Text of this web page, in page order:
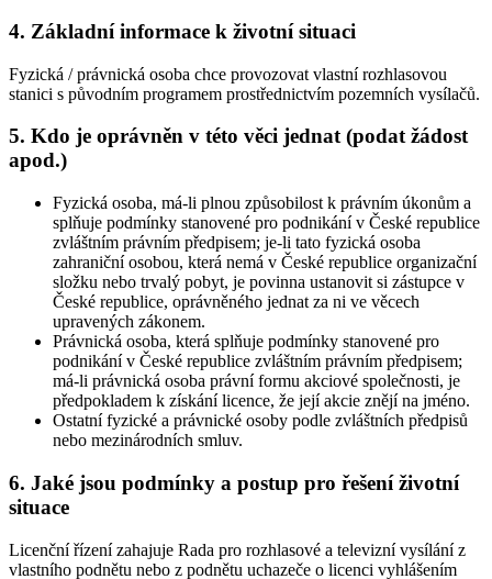
4. Základní informace k životní situaci
Fyzická / právnická osoba chce provozovat vlastní rozhlasovou
stanici s původním programem prostřednictvím pozemních vysílačů.
5. Kdo je oprávněn v této věci jednat (podat žádost
apod.)
Fyzická osoba, má-li plnou způsobilost k právním úkonům a
splňuje podmínky stanovené pro podnikání v České republice
zvláštním právním předpisem; je-li tato fyzická osoba
zahraniční osobou, která nemá v České republice organizační
složku nebo trvalý pobyt, je povinna ustanovit si zástupce v
České republice, oprávněného jednat za ni ve věcech
upravených zákonem.
Právnická osoba, která splňuje podmínky stanovené pro
podnikání v České republice zvláštním právním předpisem;
má-li právnická osoba právní formu akciové společnosti, je
předpokladem k získání licence, že její akcie znějí na jméno.
Ostatní fyzické a právnické osoby podle zvláštních předpisů
nebo mezinárodních smluv.
6. Jaké jsou podmínky a postup pro řešení životní
situace
Licenční řízení zahajuje Rada pro rozhlasové a televizní vysílání z
vlastního podnětu nebo z podnětu uchazeče o licenci vyhlášením